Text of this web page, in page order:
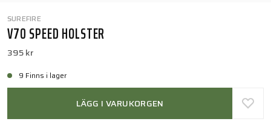
SUREFIRE
V70 SPEED HOLSTER
395 kr
9 Finns i lager
LÄGG I VARUKORGEN